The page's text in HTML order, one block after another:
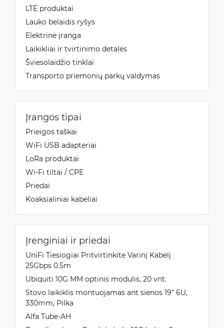
LTE produktai
Lauko belaidis ryšys
Elektrinė įranga
Laikikliai ir tvirtinimo detalės
Šviesolaidžio tinklai
Transporto priemonių parkų valdymas
Įrangos tipai
Prieigos taškai
WiFi USB adapteriai
LoRa produktai
Wi-Fi tiltai / CPE
Priedai
Koaksialiniai kabeliai
Įrenginiai ir priedai
UniFi Tiesiogiai Pritvirtinkite Varinį Kabelį
25Gbps 0.5m
Ubiquiti 10G MM optinis modulis, 20 vnt.
Stovo laikiklis montuojamas ant sienos 19" 6U,
330mm, Pilka
Alfa Tube-AH